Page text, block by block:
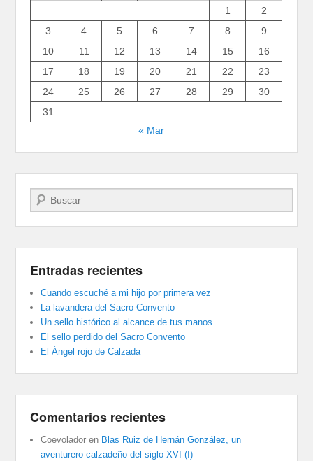
1
2
3
4 5 6 7 8
9
10
11 12 13 14 15
16
17
18 19 20 21 22
23
24
25 26 27 28 29
30
31
« Mar
Buscar
Entradas recientes
Cuando escuché a mi hijo por primera vez
La lavandera del Sacro Convento
Un sello histórico al alcance de tus manos
El sello perdido del Sacro Convento
El Ángel rojo de Calzada
Comentarios recientes
Coevolador en Blas Ruiz de Hernán González, un
aventurero calzadeño del siglo XVI (I)